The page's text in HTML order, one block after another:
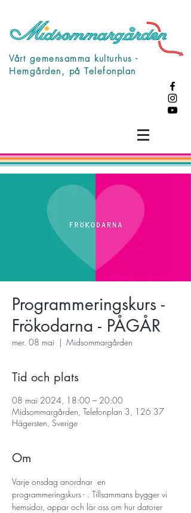
Vårt gemensamma kulturhus -
Hemgården, på Telefonplan
Programmeringskurs -
Frökodarna - PÅGÅR
mer. 08 mai
  |
Midsommargården
Tid och plats
08 mai 2024, 18:00 – 20:00
Midsommargården, Telefonplan 3, 126 37
Hägersten, Sverige
Om
Varje onsdag anordnar en
programmeringskurs - . Tillsammans bygger vi
hemsidor, appar och lär oss om hur datorer